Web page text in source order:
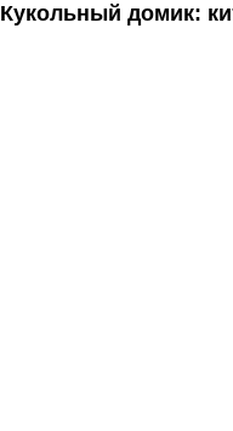
Кукольный домик: